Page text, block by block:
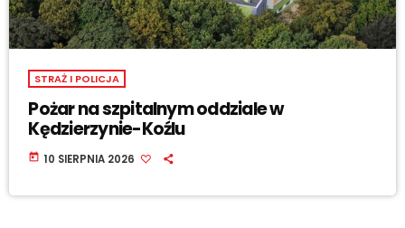
STRAŻ I POLICJA
Pożar na szpitalnym oddziale w
Kędzierzynie-Koźlu
today 10 SIERPNIA 2026